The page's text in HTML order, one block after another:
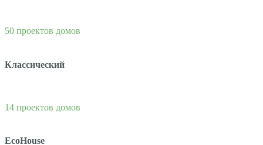
50 проектов домов
Классический
14 проектов домов
EcoHouse